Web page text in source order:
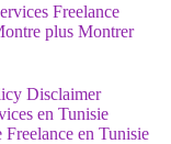
Freelance
plus Montrer
Disclaimer
en Tunisie
Freelance en Tunisie